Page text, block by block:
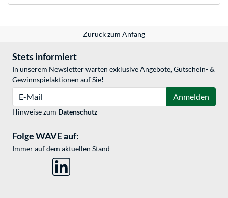
Zurück zum Anfang
Stets informiert
In unserem Newsletter warten exklusive Angebote, Gutschein- &
Gewinnspielaktionen auf Sie!
Anmelden
Hinweise zum Datenschutz
Folge WAVE auf:
Immer auf dem aktuellen Stand